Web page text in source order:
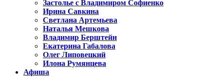
Застолье с Владимиром Софиенко
Ирина Савкина
Светлана Артемьева
Наталья Мешкова
Владимир Берштейн
Екатерина Габалова
Олег Липовецкий
Илона Румянцева
Афиша